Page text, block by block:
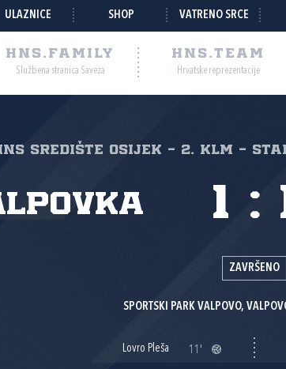
ULAZNICE SHOP VATRENO SRCE
HNS.FAMILY
Službena stranica Saveza
HNS.TEAM
Hrvatske reprezentacije
Središte Osijek - 2. KLM -
1 :
ZAVRŠENO
SPORTSKI PARK VALPOVO,
Lovro Pleša 11'